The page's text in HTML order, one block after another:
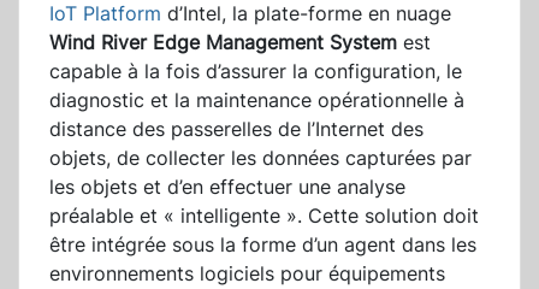
IoT Platform d’Intel, la plate-forme en nuage
Wind River Edge Management System est
capable à la fois d’assurer la configuration, le
diagnostic et la maintenance opérationnelle à
distance des passerelles de l’Internet des
objets, de collecter les données capturées par
les objets et d’en effectuer une analyse
préalable et « intelligente ». Cette solution doit
être intégrée sous la forme d’un agent dans les
environnements logiciels pour équipements